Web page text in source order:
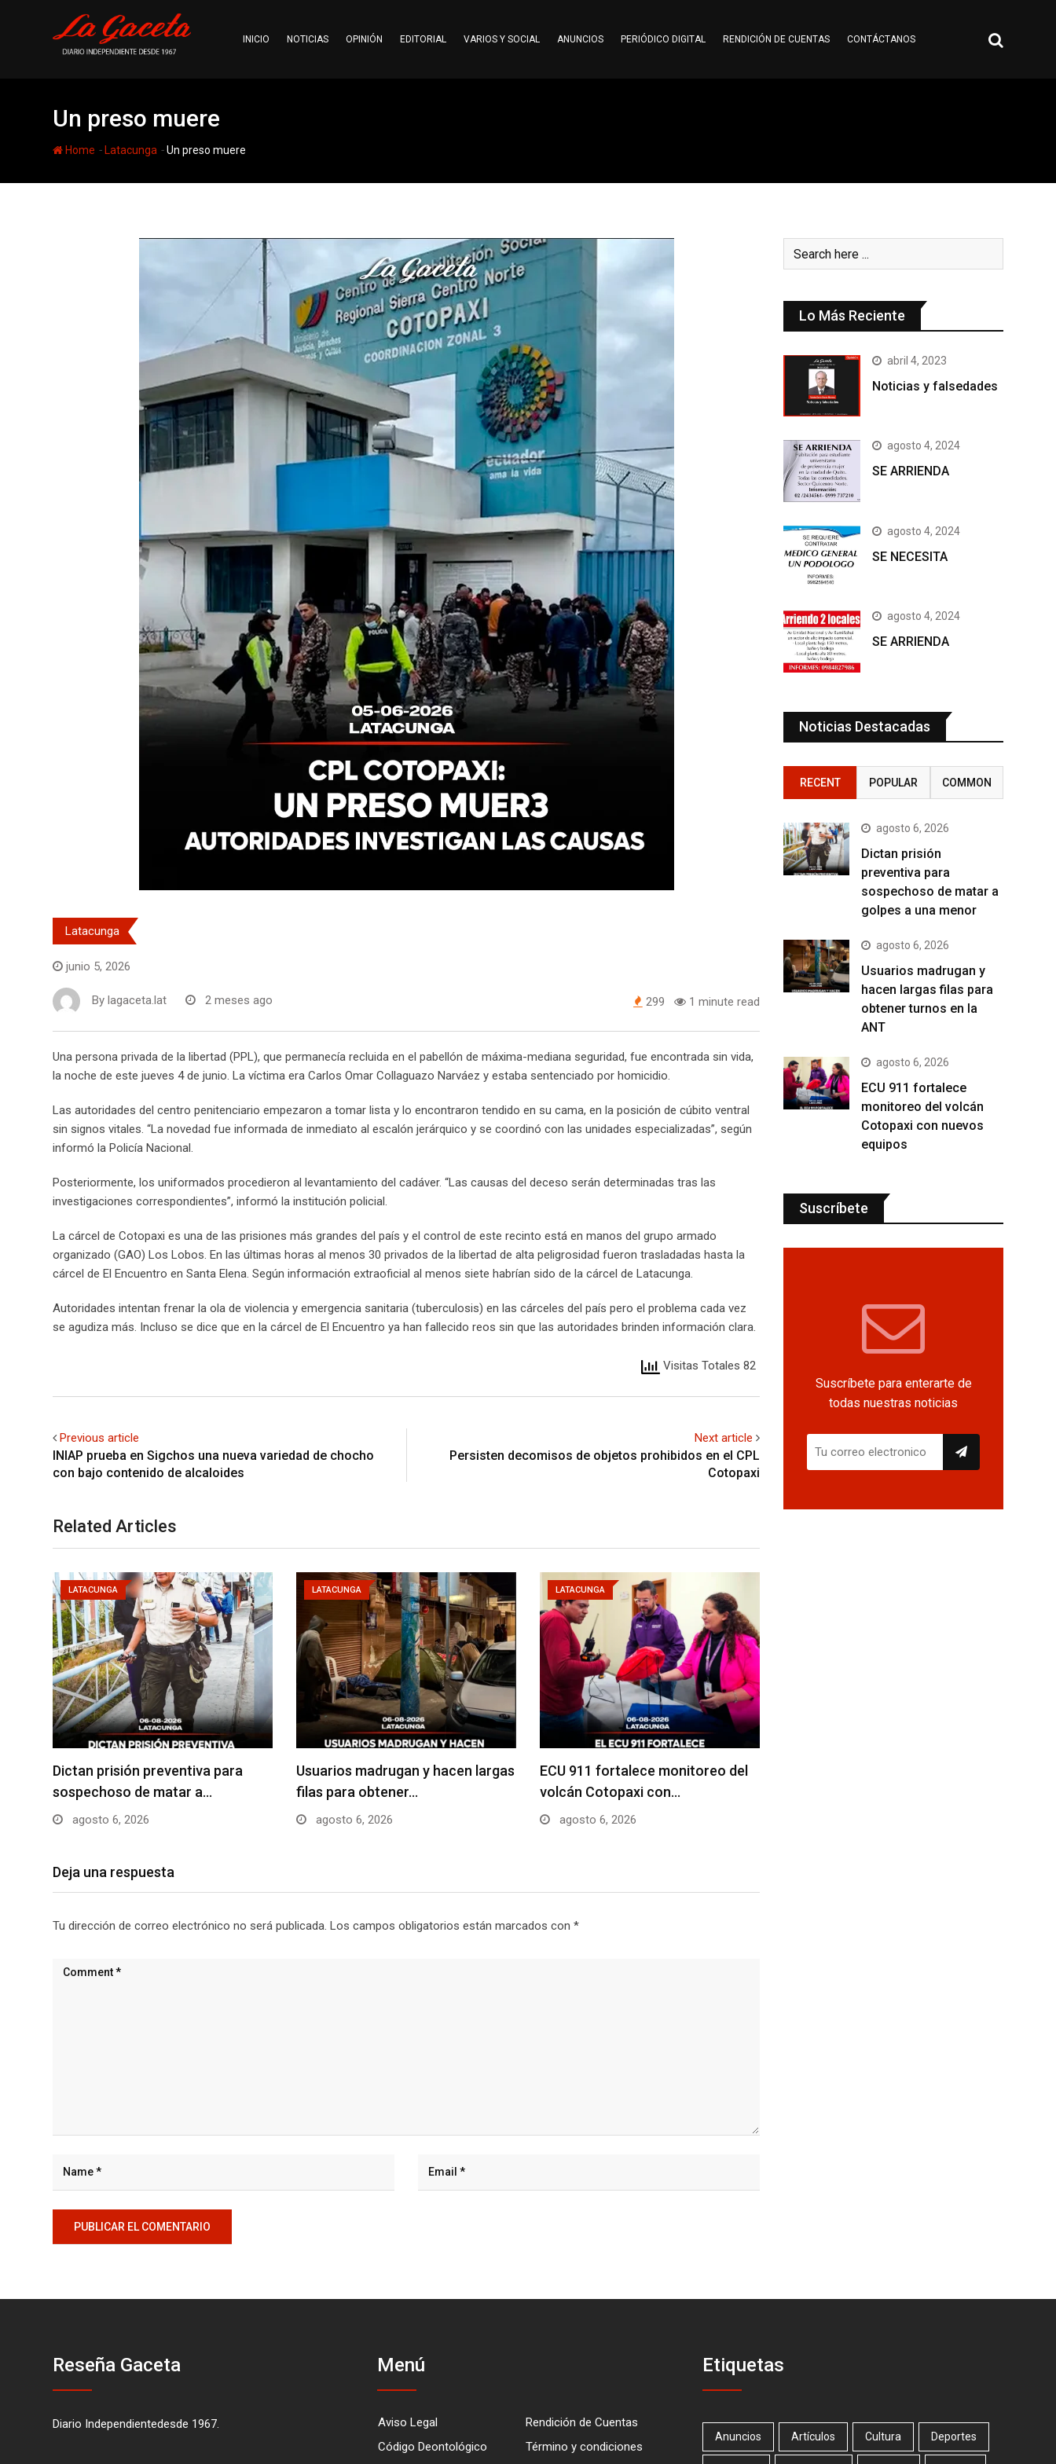
INICIO NOTICIAS OPINIÓN EDITORIAL VARIOS Y SOCIAL ANUNCIOS PERIÓDICO DIGITAL RENDICIÓN DE CUENTAS CONTÁCTANOS
Un preso muere
Home - Latacunga -Un preso muere
Latacunga
junio 5, 2026
By lagaceta.lat 2 meses ago 299 1 minute read
Una persona privada de la libertad (PPL), que permanecía recluida en el pabellón de máxima-mediana seguridad, fue encontrada sin vida,
la noche de este jueves 4 de junio. La víctima era Carlos Omar Collaguazo Narváez y estaba sentenciado por homicidio.
Las autoridades del centro penitenciario empezaron a tomar lista y lo encontraron tendido en su cama, en la posición de cúbito ventral
sin signos vitales. “La novedad fue informada de inmediato al escalón jerárquico y se coordinó con las unidades especializadas”, según
informó la Policía Nacional.
Posteriormente, los uniformados procedieron al levantamiento del cadáver. “Las causas del deceso serán determinadas tras las
investigaciones correspondientes”, informó la institución policial.
La cárcel de Cotopaxi es una de las prisiones más grandes del país y el control de este recinto está en manos del grupo armado
organizado (GAO) Los Lobos. En las últimas horas al menos 30 privados de la libertad de alta peligrosidad fueron trasladadas hasta la
cárcel de El Encuentro en Santa Elena. Según información extraoficial al menos siete habrían sido de la cárcel de Latacunga.
Autoridades intentan frenar la ola de violencia y emergencia sanitaria (tuberculosis) en las cárceles del país pero el problema cada vez
se agudiza más. Incluso se dice que en la cárcel de El Encuentro ya han fallecido reos sin que las autoridades brinden información clara.
Visitas Totales 82
Previous article
INIAP prueba en Sigchos una nueva variedad de chocho
con bajo contenido de alcaloides
Next article
Persisten decomisos de objetos prohibidos en el CPL
Cotopaxi
Related Articles
LATACUNGA
Dictan prisión preventiva para
sospechoso de matar a…
agosto 6, 2026
LATACUNGA
Usuarios madrugan y hacen largas
filas para obtener…
agosto 6, 2026
LATACUNGA
ECU 911 fortalece monitoreo del
volcán Cotopaxi con…
agosto 6, 2026
Deja una respuesta
Tu dirección de correo electrónico no será publicada. Los campos obligatorios están marcados con *
Lo Más Reciente
abril 4, 2023
Noticias y falsedades
agosto 4, 2024
SE ARRIENDA
agosto 4, 2024
SE NECESITA
agosto 4, 2024
SE ARRIENDA
Noticias Destacadas
RECENT POPULAR COMMON
agosto 6, 2026
Dictan prisión
preventiva para
sospechoso de matar a
golpes a una menor
agosto 6, 2026
Usuarios madrugan y
hacen largas filas para
obtener turnos en la
ANT
agosto 6, 2026
ECU 911 fortalece
monitoreo del volcán
Cotopaxi con nuevos
equipos
Suscríbete
Suscríbete para enterarte de
todas nuestras noticias
Reseña Gaceta
Diario Independientedesde 1967.
Menú
Aviso Legal
Rendición de Cuentas
Código Deontológico
Término y condiciones
Etiquetas
Anuncios Artículos Cultura Deportes